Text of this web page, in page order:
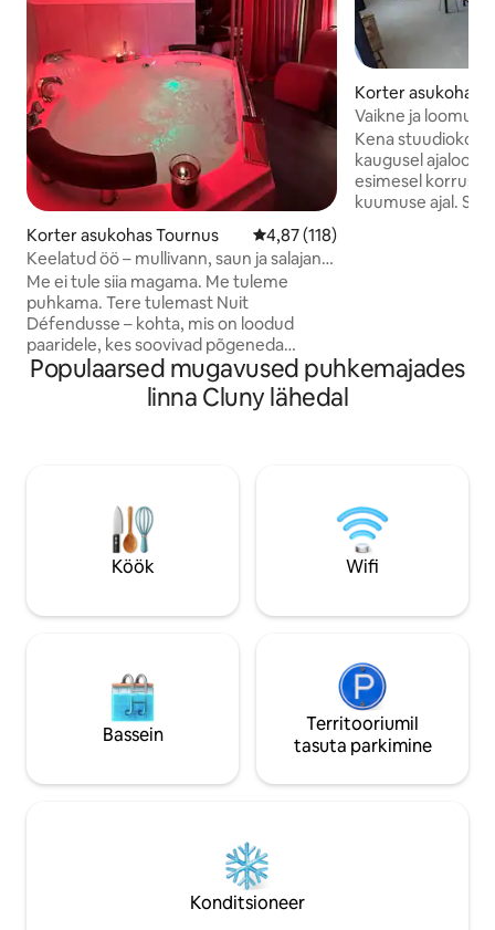
Korter asukohas Tournus Keskmine hinnang 4,87/5, 118
4,87 (118)
Keelatud öö – mullivann, saun ja salajane
tuba
Me ei tule siia magama. Me tuleme
puhkama. Tere tulemast Nuit
Défendusse – kohta, mis on loodud
paaridele, kes soovivad põgeneda
argipäevast ja nautida koos veedetud
erilisi hetki. Kohale jõudes tunned kohe
rahulikku õhkkonda: pehme valgustus,
lõõgastumist ja paarina koos olemise
Korter asukohas
Vaikne ja
Kena
kaugusel
esimesel
kuumuse ajal.
Parkimiskoht sinu
Populaarsed mugavused puhkemajades
linna Cluny lähedal
Köök Wifi
Bassein
Territooriumil
tasuta parkimine
Konditsioneer